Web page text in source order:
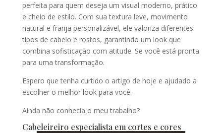
perfeita para quem deseja um visual moderno, prático
e cheio de estilo. Com sua textura leve, movimento
natural e franja personalizável, ele valoriza diferentes
tipos de cabelo e rostos, garantindo um look que
combina sofisticação com atitude. Se você está pronta
para uma transformação.
Espero que tenha curtido o artigo de hoje e ajudado a
escolher o melhor look para você.
Ainda não conhecia o meu trabalho?
Cabeleireiro especialista em cortes e cores